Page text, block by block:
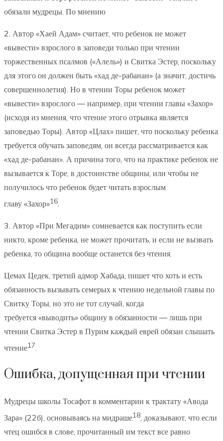
обязали мудрецы. По мнению
2. Автор «Хаей Адам» считает, что ребенок не может
«вывести» взрослого в заповеди только при чтении
торжественных псалмов («Алель») и Свитка Эстер, поскольку
для этого он должен быть «хад де-рабанан» (а значит, достичь
совершеннолетия). Но в чтении Торы ребенок может
«вывести» взрослого — например, при чтении главы «Захор»
(исходя из мнения, что чтение этого отрывка является
заповедью Торы). Автор «Цлах» пишет, что поскольку ребенка
требуется обучать заповедям, он всегда рассматривается как
«хад де-рабанан». А причина того, что на практике ребенок не
вызывается к Торе, в достоинстве общины, или чтобы не
получилось что ребенок будет читать взрослым
главу «Захор»16.
3. Автор «При Мегадим» сомневается как поступить если
никто, кроме ребенка, не может прочитать, и если не вызвать
ребенка, то община вообще останется без чтения.
Цемах Цедек, третий адмор Хабада, пишет что хоть и есть
обязанность вызывать семерых к чтению недельной главы по
Свитку Торы, но это не тот случай, когда
требуется «выводить» общину в обязанности — лишь при
чтении Свитка Эстер в Пурим каждый еврей обязан слышать
чтение17.
Ошибка, допущенная при чтении
Мудрецы школы Тосафот в комментарии к трактату «Авода
Зара» (22б), основываясь на мидраше18, доказывают, что если
чтец ошибся в слове, прочитанный им текст все равно